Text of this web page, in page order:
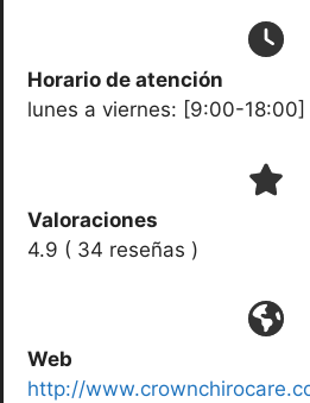
Horario de atención
lunes a viernes: [9:00-18:00]
Valoraciones
4.9 ( 34 reseñas )
Web
http://